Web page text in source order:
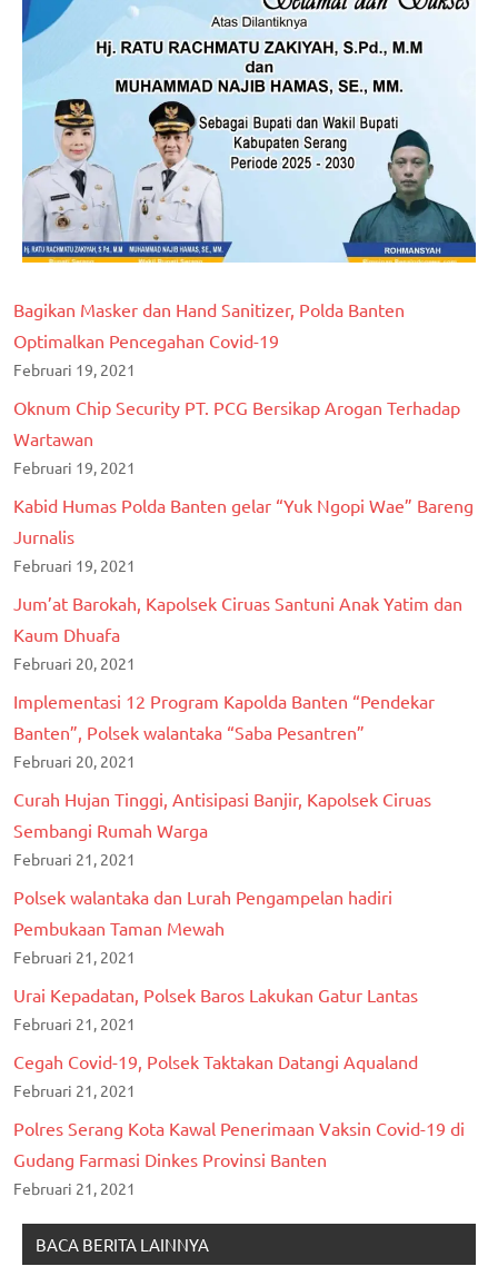
Bagikan Masker dan Hand Sanitizer, Polda Banten
Optimalkan Pencegahan Covid-19
Februari 19, 2021
Oknum Chip Security PT. PCG Bersikap Arogan Terhadap
Wartawan
Februari 19, 2021
Kabid Humas Polda Banten gelar “Yuk Ngopi Wae” Bareng
Jurnalis
Februari 19, 2021
Jum’at Barokah, Kapolsek Ciruas Santuni Anak Yatim dan
Kaum Dhuafa
Februari 20, 2021
Implementasi 12 Program Kapolda Banten “Pendekar
Banten”, Polsek walantaka “Saba Pesantren”
Februari 20, 2021
Curah Hujan Tinggi, Antisipasi Banjir, Kapolsek Ciruas
Sembangi Rumah Warga
Februari 21, 2021
Polsek walantaka dan Lurah Pengampelan hadiri
Pembukaan Taman Mewah
Februari 21, 2021
Urai Kepadatan, Polsek Baros Lakukan Gatur Lantas
Februari 21, 2021
Cegah Covid-19, Polsek Taktakan Datangi Aqualand
Februari 21, 2021
Polres Serang Kota Kawal Penerimaan Vaksin Covid-19 di
Gudang Farmasi Dinkes Provinsi Banten
Februari 21, 2021
BACA BERITA LAINNYA